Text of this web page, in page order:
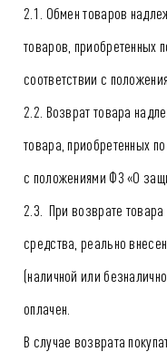
2.1. Обмен товаров
товаров, приобретенных
соответствии с
2.2. Возврат товара
товара, приобретенных
с положениями ФЗ «О
2.3. При возврате
средства, реально
(наличной или
оплачен.
В случае возврата